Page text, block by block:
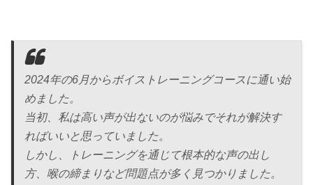
2024年の6月からボイストレーニングコースに通い始
めました。
当初、私は高い声が出ないのが悩みでそれが解決す
ればいいと思っていました。
しかし、トレーニングを通じて根本的な声の出し
方、喉の締まりなど問題点が多く見つかりました。